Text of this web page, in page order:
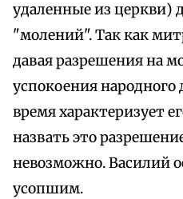
удаленные из церкви)
"молений". Так как
давая разрешения на
успокоения
время характеризует
назвать это
невозможно. Василий
усопшим.